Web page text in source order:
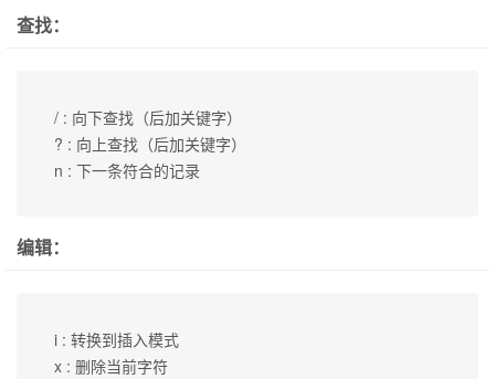
查找：
/ : 向下查找（后加关键字）
? : 向上查找（后加关键字）
n : 下一条符合的记录
编辑：
i : 转换到插入模式
x : 删除当前字符